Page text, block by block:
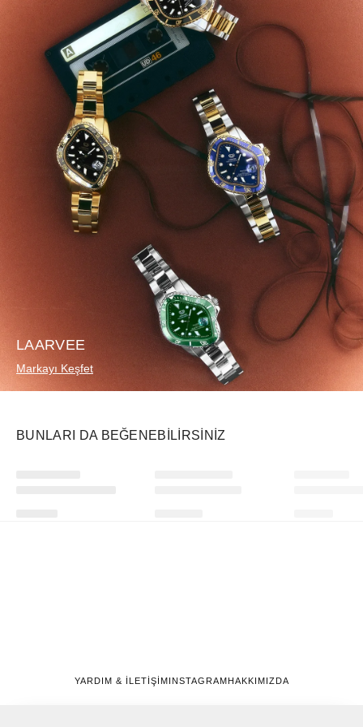
LAARVEE
Markayı Keşfet
BUNLARI DA BEĞENEBILIRSINIZ
YARDIM & İLETİŞİM HAKKIMIZDA
INSTAGRAM